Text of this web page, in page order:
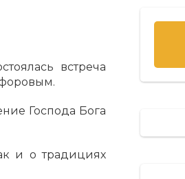
встреча
Господа Бога
и о традициях